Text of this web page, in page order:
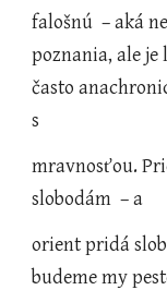
falošnú  – aká
poznania, ale
často
s
mravnosťou.
slobodám  – a
orient pridá
budeme my